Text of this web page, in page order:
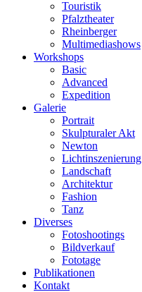
Touristik
Pfalztheater
Rheinberger
Multimediashows
Workshops
Basic
Advanced
Expedition
Galerie
Portrait
Skulpturaler Akt
Newton
Lichtinszenierung
Landschaft
Architektur
Fashion
Tanz
Diverses
Fotoshootings
Bildverkauf
Fototage
Publikationen
Kontakt